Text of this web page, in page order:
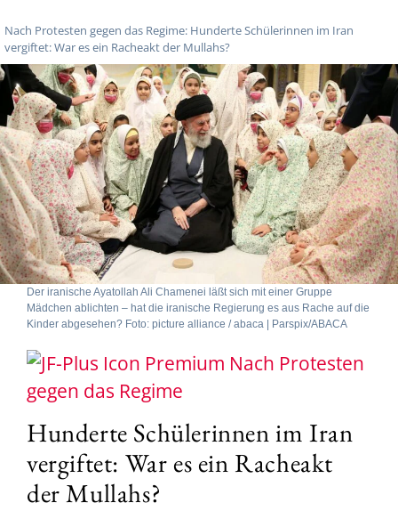
Nach Protesten gegen das Regime: Hunderte Schülerinnen im Iran
vergiftet: War es ein Racheakt der Mullahs?
Der iranische Ayatollah Ali Chamenei läßt sich mit einer Gruppe
Mädchen ablichten – hat die iranische Regierung es aus Rache auf die
Kinder abgesehen? Foto: picture alliance / abaca | Parspix/ABACA
Nach Protesten
gegen das Regime
Hunderte Schülerinnen im Iran
vergiftet: War es ein Racheakt
der Mullahs?